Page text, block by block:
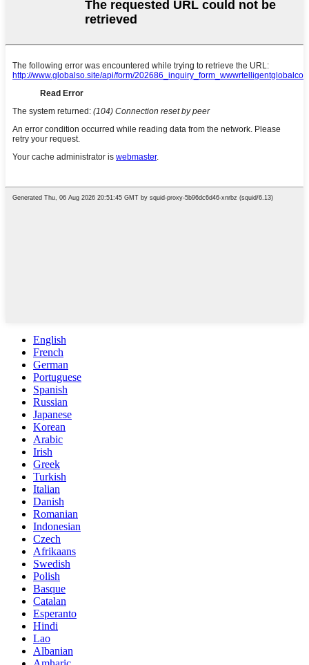
English
French
German
Portuguese
Spanish
Russian
Japanese
Korean
Arabic
Irish
Greek
Turkish
Italian
Danish
Romanian
Indonesian
Czech
Afrikaans
Swedish
Polish
Basque
Catalan
Esperanto
Hindi
Lao
Albanian